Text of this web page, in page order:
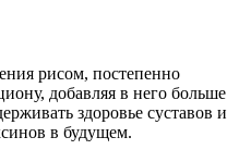
рисом, постепенно
добавляя в него больше
здоровье суставов и
в будущем.